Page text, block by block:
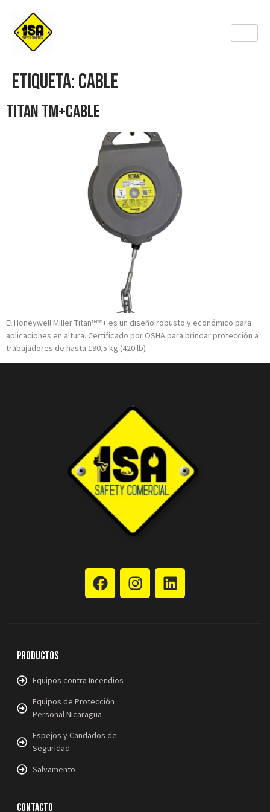
Etiqueta:Cable
TITAN tm+CABLE
El Honeywell Miller Titan™™+ es un diseño robusto y económico para
aplicaciones en altura. Certificado por OSHA para brindar protección a
trabajadores de hasta 190,5 kg (420 lb)
Productos
Equipos contra Incendios
Equipos de Protección
Personal Nicaragua
Espejos y Candados de
Seguridad
Salvamento
Contacto